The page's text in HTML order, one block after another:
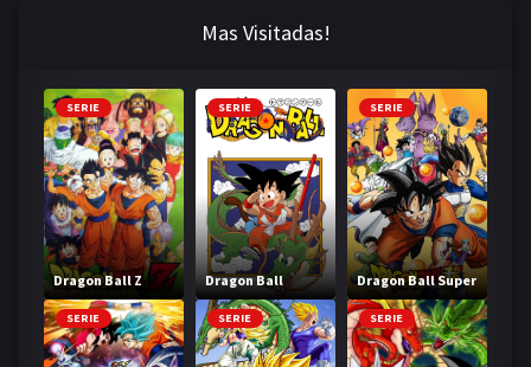
Mas Visitadas!
SERIE
Dragon Ball Z
SERIE
Dragon Ball
SERIE
Dragon Ball Super
SERIE SERIE SERIE